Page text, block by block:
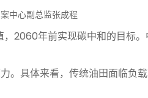
中心副总监张成程
年前实现碳中和的目标。
具体来看，传统油田面临负